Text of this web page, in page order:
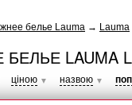
белье Lauma → Lauma
LAUMA
ціною ▼ назвою ▼